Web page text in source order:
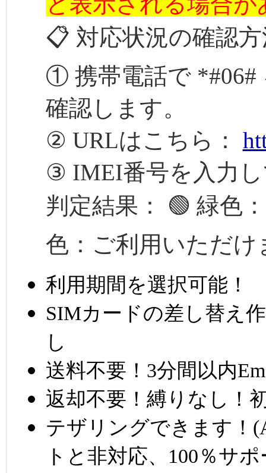
📋 対応状況の確認
① 携帯電話で *#06#
確認します。
② URLはこちら：
③ IMEI番号を入力
判定結果： 🟢 緑色
色：ご利用いただけ
利用期間を選択可能！
SIMカードの差し替え
し
送料不要！3分間以内
返却不要！縛りなし！
テザリングできます！
トと非対応、100％サ